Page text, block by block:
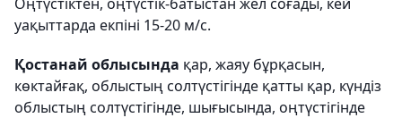
уақыттарда екпіні 15-20 м/с.
Қостанай облысында қар, жаяу бұрқасын,
көктайғақ, облыстың солтүстігінде қатты қар, күндіз
облыстың солтүстігінде, шығысында, оңтүстігінде